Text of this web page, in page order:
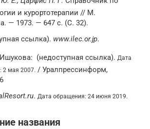
и курортотерапии // М.
— 1973. — 647 с. (С. 32).
ссылка). www.ilec.or.jp.
(недоступная ссылка). Дата
2 мая 2007. / Уралпрессинформ,
. Дата обращения: 24 июня 2019.
названия